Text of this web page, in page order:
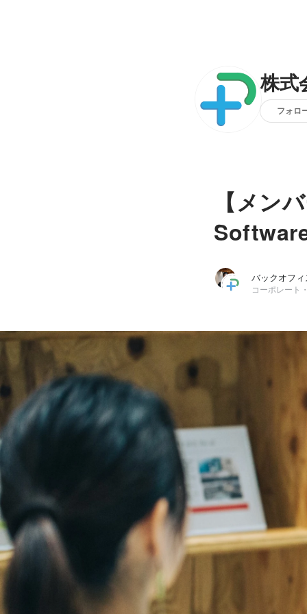
株式
フォロ
【メン
バックオフィス 担当
株式会社LexxPluss / コーポレート・スタッフ